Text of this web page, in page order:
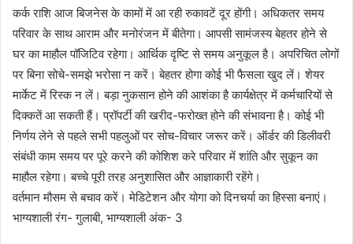
कर्क राशि आज बिजनेस के कामों में आ रही रुकावटें दूर होंगी। अधिकतर समय
परिवार के साथ आराम और मनोरंजन में बीतेगा। आपसी सामंजस्य बेहतर होने से
घर का माहौल पॉजिटिव रहेगा। आर्थिक दृष्टि से समय अनुकूल है। अपरिचित लोगों
पर बिना सोचे-समझे भरोसा न करें। बेहतर होगा कोई भी फैसला खुद लें। शेयर
मार्केट में रिस्क न लें। बड़ा नुकसान होने की आशंका है कार्यक्षेत्र में कर्मचारियों से
दिक्कतें आ सकती हैं। प्रॉपर्टी की खरीद-फरोख्त होने की संभावना है। कोई भी
निर्णय लेने से पहले सभी पहलुओं पर सोच-विचार जरूर करें। ऑर्डर की डिलीवरी
संबंधी काम समय पर पूरे करने की कोशिश करे परिवार में शांति और सुकून का
माहौल रहेगा। बच्चे पूरी तरह अनुशासित और आज्ञाकारी रहेंगे।
वर्तमान मौसम से बचाव करें। मेडिटेशन और योगा को दिनचर्या का हिस्सा बनाएं।
भाग्यशाली रंग- गुलाबी, भाग्यशाली अंक- 3